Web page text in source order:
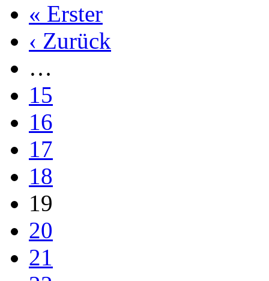
« Erster
‹ Zurück
…
15
16
17
18
19
20
21